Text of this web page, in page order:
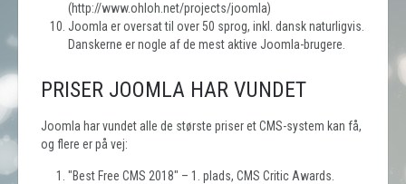
(http://www.ohloh.net/projects/joomla)
Joomla er oversat til over 50 sprog, inkl. dansk naturligvis.
Danskerne er nogle af de mest aktive Joomla-brugere.
PRISER JOOMLA HAR VUNDET
Joomla har vundet alle de største priser et CMS-system kan få,
og flere er på vej:
"Best Free CMS 2018" – 1. plads, CMS Critic Awards.